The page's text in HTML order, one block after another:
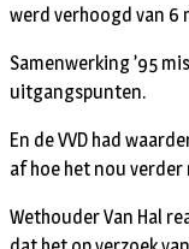
werd verhoogd van 6
Samenwerking ’95
uitgangspunten.
En de VVD had
af hoe het nou verder
Wethouder Van Hal